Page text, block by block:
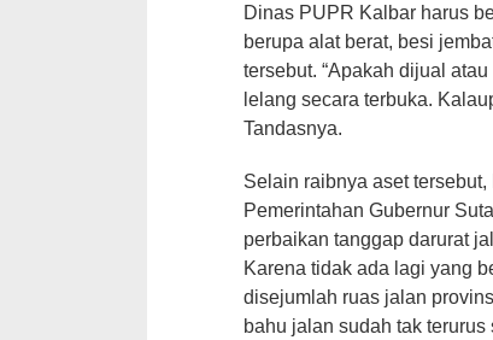
Dinas PUPR Kalbar harus
berupa alat berat, besi
tersebut. “Apakah dijual
lelang secara terbuka.
Tandasnya.
Selain raibnya aset
Pemerintahan Gubernur
perbaikan tanggap darurat
Karena tidak ada lagi yang
disejumlah ruas jalan
bahu jalan sudah tak